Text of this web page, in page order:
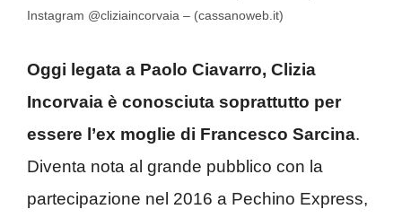
Instagram @cliziaincorvaia – (cassanoweb.it)
Oggi legata a Paolo Ciavarro, Clizia
Incorvaia è conosciuta soprattutto per
essere l’ex moglie di Francesco Sarcina.
Diventa nota al grande pubblico con la
partecipazione nel 2016 a Pechino Express,